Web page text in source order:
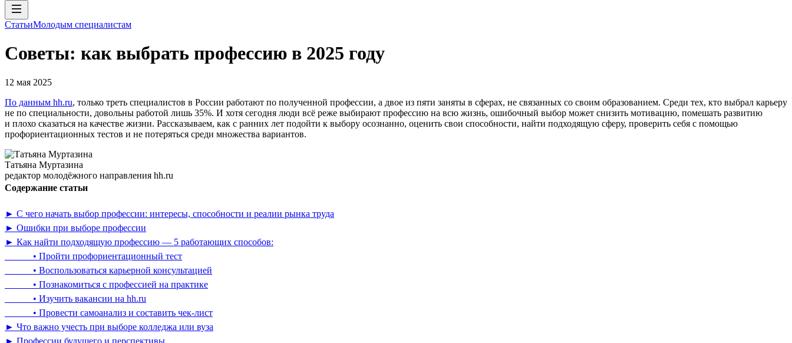
СтатьиМолодым специалистам
Советы: как выбрать профессию в 2025 году
12 мая 2025
По данным hh.ru, только треть специалистов в России работают по полученной профессии, а двое из пяти заняты в сферах, не связанных со своим образованием. Среди тех, кто выбрал карьеру
не по специальности, довольны работой лишь 35%. И хотя сегодня люди всё реже выбирают профессию на всю жизнь, ошибочный выбор может снизить мотивацию, помешать развитию
и плохо сказаться на качестве жизни. Рассказываем, как с ранних лет подойти к выбору осознанно, оценить свои способности, найти подходящую сферу, проверить себя с помощью
профориентационных тестов и не потеряться среди множества вариантов.
Татьяна Муртазина
редактор молодёжного направления hh.ru
Содержание статьи
► С чего начать выбор профессии: интересы, способности и реалии рынка труда
► Ошибки при выборе профессии
► Как найти подходящую профессию — 5 работающих способов:
• Пройти профориентационный тест
• Воспользоваться карьерной консультацией
• Познакомиться с профессией на практике
• Изучить вакансии на hh.ru
• Провести самоанализ и составить чек-лист
► Что важно учесть при выборе колледжа или вуза
► Профессии будущего и перспективы